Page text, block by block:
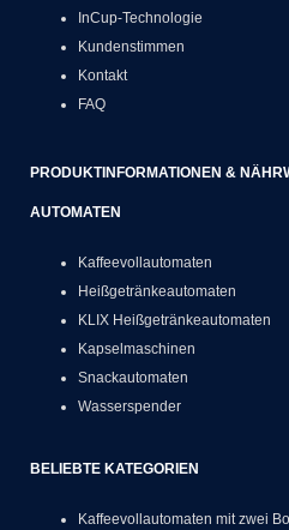
InCup-Technologie
Kundenstimmen
Kontakt
FAQ
PRODUKTINFORMATIONEN &
AUTOMATEN
Kaffeevollautomaten
Heißgetränkeautomaten
KLIX Heißgetränkeautomaten
Kapselmaschinen
Snackautomaten
Wasserspender
BELIEBTE KATEGORIEN
Kaffeevollautomaten mit zwei